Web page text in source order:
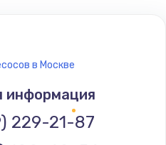
в Москве
информация
229-21-87